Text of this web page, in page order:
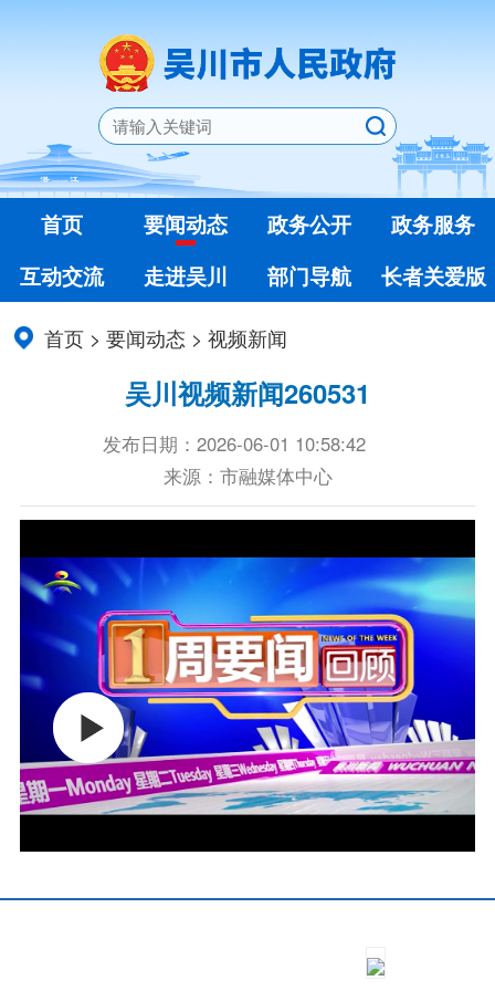
首页 要闻动态 政务公开
政务服务
互动交流
走进吴川 部门导航 长者关爱版
首页 >要闻动态 >视频新闻
吴川视频新闻260531
发布日期：2026-06-01 10:58:42
来源：市融媒体中心